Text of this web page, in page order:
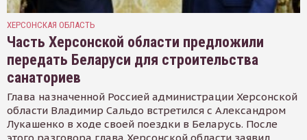
ХЕРСОНСКАЯ ОБЛАСТЬ
Часть Херсонской области предложили
передать Беларуси для строительства
санаториев
Глава назначенной Россией администрации Херсонской
области Владимир Сальдо встретился с Александром
Лукашенко в ходе своей поездки в Беларусь. После